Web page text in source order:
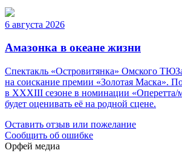
6 августа 2026
Амазонка в океане жизни
Спектакль «Островитянка» Омского
на соискание премии «Золотая Маска».
в XXXIII сезоне в номинации
будет оценивать её на родной сцене.
Оставить отзыв или пожелание
Сообщить об ошибке
Орфей медиа